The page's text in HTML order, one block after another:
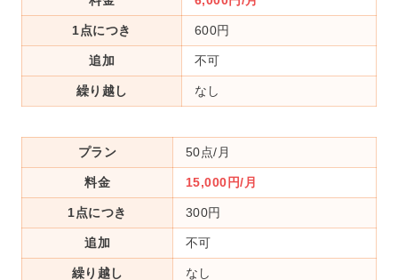
1点につき 600円
追加 不可
繰り越し なし
プラン 50点/月
料金 15,000円/月
1点につき 300円
追加 不可
繰り越し なし